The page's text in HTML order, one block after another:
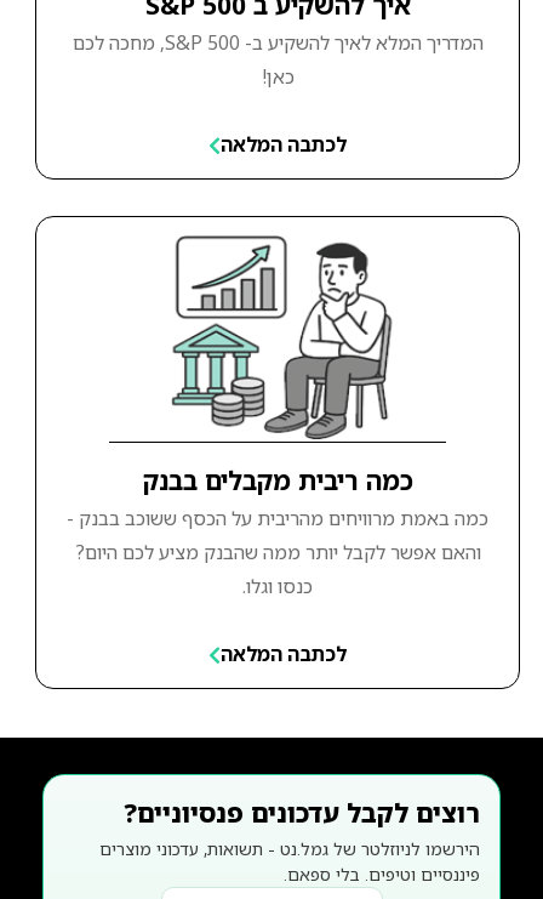
המדריך המלא לאיך להשקיע ב- S&P 500, מחכה לכם
כאן!
לכתבה המלאה
כמה ריבית מקבלים בבנק
כמה באמת מרוויחים מהריבית על הכסף ששוכב בבנק -
והאם אפשר לקבל יותר ממה שהבנק מציע לכם היום?
כנסו וגלו.
לכתבה המלאה
רוצים לקבל עדכונים פנסיוניים?
הירשמו לניוזלטר של גמל.נט - תשואות, עדכוני מוצרים
פיננסיים וטיפים. בלי ספאם.